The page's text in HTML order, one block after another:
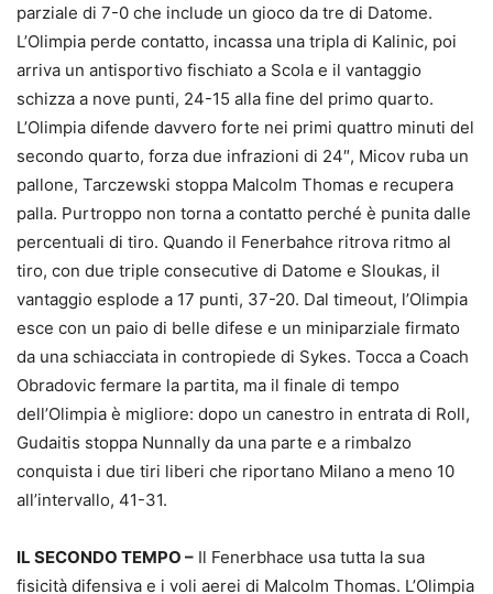
parziale di 7-0 che include un gioco da tre di Datome.
L’Olimpia perde contatto, incassa una tripla di Kalinic, poi
arriva un antisportivo fischiato a Scola e il vantaggio
schizza a nove punti, 24-15 alla fine del primo quarto.
L’Olimpia difende davvero forte nei primi quattro minuti del
secondo quarto, forza due infrazioni di 24″, Micov ruba un
pallone, Tarczewski stoppa Malcolm Thomas e recupera
palla. Purtroppo non torna a contatto perché è punita dalle
percentuali di tiro. Quando il Fenerbahce ritrova ritmo al
tiro, con due triple consecutive di Datome e Sloukas, il
vantaggio esplode a 17 punti, 37-20. Dal timeout, l’Olimpia
esce con un paio di belle difese e un miniparziale firmato
da una schiacciata in contropiede di Sykes. Tocca a Coach
Obradovic fermare la partita, ma il finale di tempo
dell’Olimpia è migliore: dopo un canestro in entrata di Roll,
Gudaitis stoppa Nunnally da una parte e a rimbalzo
conquista i due tiri liberi che riportano Milano a meno 10
all’intervallo, 41-31.
IL SECONDO TEMPO – Il Fenerbhace usa tutta la sua
fisicità difensiva e i voli aerei di Malcolm Thomas. L’Olimpia